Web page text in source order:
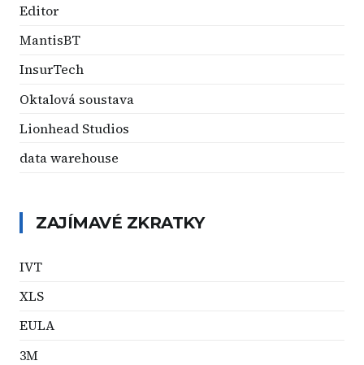
Editor
MantisBT
InsurTech
Oktalová soustava
Lionhead Studios
data warehouse
ZAJÍMAVÉ ZKRATKY
IVT
XLS
EULA
3M